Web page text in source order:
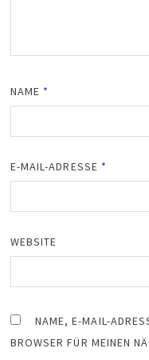
NAME *
E-MAIL-ADRESSE *
WEBSITE
NAME, E-MAIL-
BROWSER FÜR MEINEN